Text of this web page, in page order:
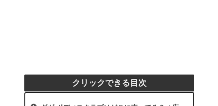
クリックできる目次